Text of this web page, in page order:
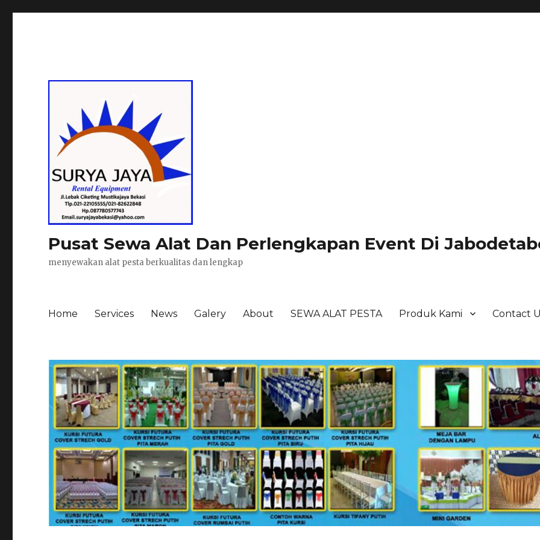
Pusat Sewa Alat Dan Perlengkapan Event Di
menyewakan alat pesta berkualitas dan lengkap
Home Services News Galery About SEWA ALAT PESTA Produk Kami Contact